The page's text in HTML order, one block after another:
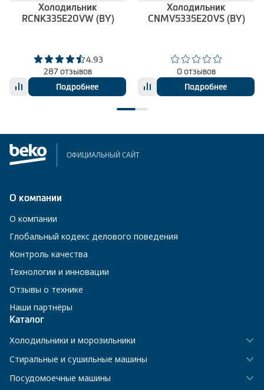
Холодильник
RCNK335E20VW (BY)
4.93
287 отзывов
Подробнее
Холодильник
CNMV5335E20VS (BY)
0 отзывов
Подробнее
ОФИЦИАЛЬНЫЙ САЙТ
О компании
О компании
Глобальный кодекс делового поведения
Контроль качества
Технологии и инновации
Отзывы о технике
Наши партнёры
Каталог
Холодильники и морозильники
Стиральные и сушильные машины
Посудомоечные машины